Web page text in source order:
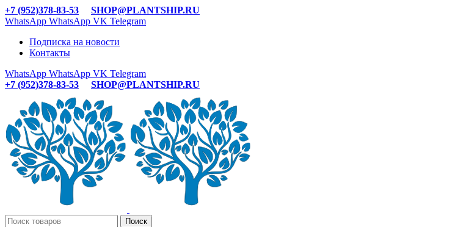
+7 (952)378-83-53
SHOP@PLANTSHIP.RU
WhatsApp WhatsApp VK Telegram
Подписка на новости
Контакты
WhatsApp WhatsApp VK Telegram
+7 (952)378-83-53
SHOP@PLANTSHIP.RU
Поиск